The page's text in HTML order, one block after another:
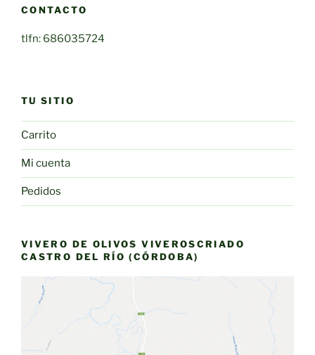
CONTACTO
tlfn: 686035724
TU SITIO
Carrito
Mi cuenta
Pedidos
VIVERO DE OLIVOS VIVEROSCRIADO
CASTRO DEL RÍO (CÓRDOBA)